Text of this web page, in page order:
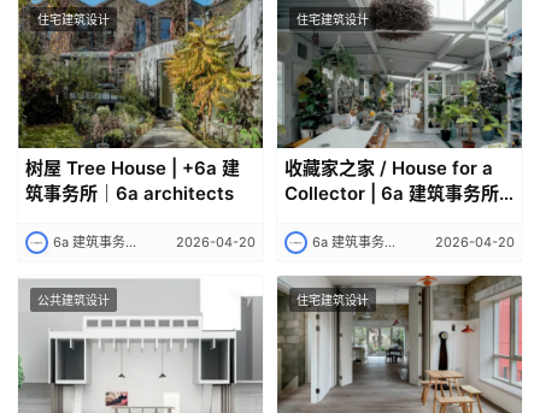
建
住宅建筑设计
树屋 Tree House | +6a 建
筑事务所｜6a architects
6a 建筑事务所｜6a architects 2026-04-20
住宅建筑设计
收藏家之家 / House for a
Collector | 6a 建筑事务所
6a 建筑事务所｜6a architects 2026-04-20
公共建筑设计 住宅建筑设计